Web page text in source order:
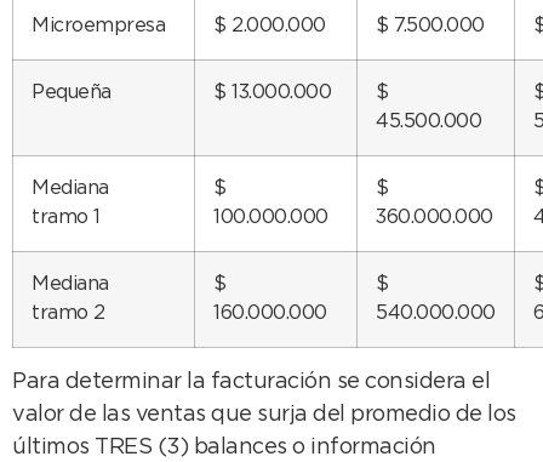
Microempresa $ 2.000.000 $ 7.500.000
Pequeña $ 13.000.000
$
45.500.000
Mediana
tramo 1
$
100.000.000
$
360.000.000
Mediana
tramo 2
$
160.000.000
$
540.000.000
Para determinar la facturación se considera el
valor de las ventas que surja del promedio de los
últimos TRES (3) balances o información